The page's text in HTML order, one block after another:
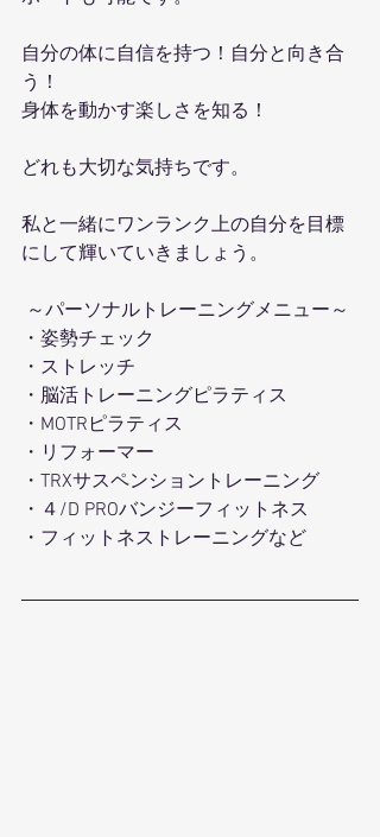
自分の体に自信を持つ！自分と向き合
う！
身体を動かす楽しさを知る！
どれも大切な気持ちです。
私と一緒にワンランク上の自分を目標
にして輝いていきましょう。
～パーソナルトレーニングメニュー～
・姿勢チェック
・ストレッチ
・脳活トレーニングピラティス
・MOTRピラティス
・リフォーマー
・TRXサスペンショントレーニング
・４/D PROバンジーフィットネス
・フィットネストレーニングなど